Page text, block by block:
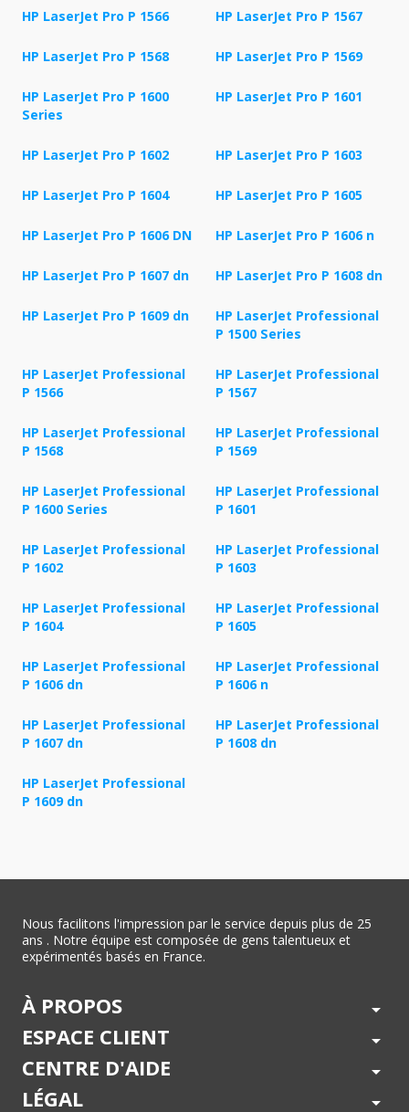
HP LaserJet Pro P 1566 HP LaserJet Pro P 1567
HP LaserJet Pro P 1568 HP LaserJet Pro P 1569
HP LaserJet Pro P 1600
Series
HP LaserJet Pro P 1601
HP LaserJet Pro P 1602 HP LaserJet Pro P 1603
HP LaserJet Pro P 1604 HP LaserJet Pro P 1605
HP LaserJet Pro P 1606 DN HP LaserJet Pro P 1606 n
HP LaserJet Pro P 1607 dn HP LaserJet Pro P 1608 dn
HP LaserJet Pro P 1609 dn
HP LaserJet Professional
P 1500 Series
HP LaserJet Professional
P 1566
HP LaserJet Professional
P 1567
HP LaserJet Professional
P 1568
HP LaserJet Professional
P 1569
HP LaserJet Professional
P 1600 Series
HP LaserJet Professional
P 1601
HP LaserJet Professional
P 1602
HP LaserJet Professional
P 1603
HP LaserJet Professional
P 1604
HP LaserJet Professional
P 1605
HP LaserJet Professional
P 1606 dn
HP LaserJet Professional
P 1606 n
HP LaserJet Professional
P 1607 dn
HP LaserJet Professional
P 1608 dn
HP LaserJet Professional
P 1609 dn
Nous facilitons l'impression par le service depuis plus de 25
ans . Notre équipe est composée de gens talentueux et
expérimentés basés en France.
À PROPOS arrow_drop_down
ESPACE CLIENT arrow_drop_down
CENTRE D'AIDE arrow_drop_down
LÉGAL arrow_drop_down